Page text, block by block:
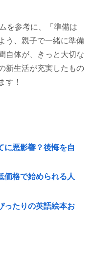
を参考に、「準備は
う、親子で一緒に準備
自体が、きっと大切な
新生活が充実したもの
す！
に悪影響？後悔を自
価格で始められる人
ったりの英語絵本お